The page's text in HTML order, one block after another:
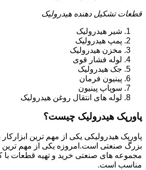
قطعات تشکیل دهنده هیدرولیک
شیر هیدرولیک
پمپ هیدرولیک
مخزن هیدرولیک
لوله فشار قوی
جک هیدرولیک
پینیون فرمان
سوپاپ پینیون
لوله های انتقال روغن هیدرولیک
پاورپک هیدرولیک چیست؟
پاورپک هیدرولیکی یکی از مهم ترین
بزرگ صنعتی است.امروزه یکی از مهم
مجموعه های صنعتی خرید و تهیه قطعات با
مناسب است.